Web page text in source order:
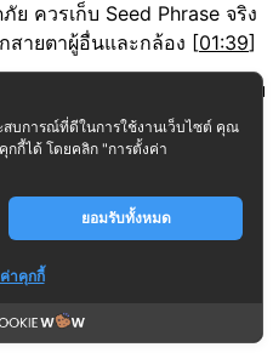
ย ควรเก็บ Seed Phrase จริง
สายตาผู้อื่นและกล้อง [01:39]
ผู้ใช้ต้องศึกษาและจัดการความ
สบการณ์ที่ดีในการใช้งานเว็บไซต์ คุณ
กกี้ได้ โดยคลิก "การตั้งค่า
ยอมรับทั้งหมด
าคุกกี้